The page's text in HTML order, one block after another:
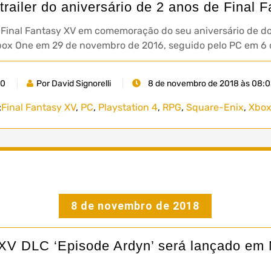
do aniversário de 2 anos de Final
Fantasy XV em comemoração do seu aniversário de
One em 29 de novembro de 2016, seguido pelo PC em
0 Por David Signorelli 8 de novembro de 2018 às
Final Fantasy XV, PC, Playstation 4, RPG, Square-Enix,
8 de novembro de 2018
DLC ‘Episode Ardyn’ será lançado em